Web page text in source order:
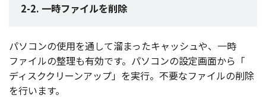
2-2. 一時ファイルを削除
パソコンの使用を通して溜まったキャッシュや、 一時
ファイルの整理も有効です。 パソコンの設定画面から「
ディスククリーンアップ」を実行。 不要なファイルの削除
を行います。